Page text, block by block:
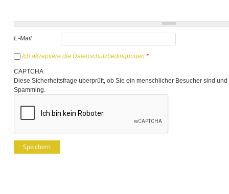
E-Mail
Ich akzeptiere die Datenschutzbedingungen *
CAPTCHA
Diese Sicherheitsfrage überprüft, ob Sie ein menschlicher Besucher sind
Spamming.